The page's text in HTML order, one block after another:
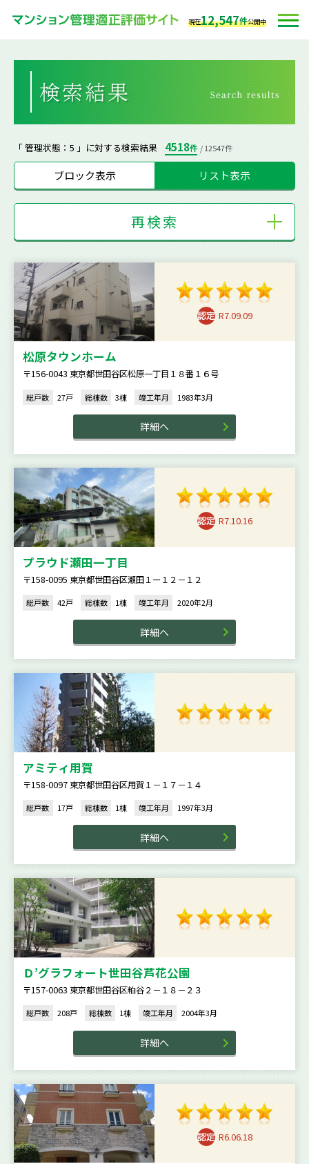
現在12,547件公開中
「 管理状態：5 」に対する検索結果 4518件/ 12547件
ブロック表示 リスト表示
再検索
R7.09.09
松原タウンホーム
〒156-0043 東京都世田谷区松原一丁目１８番１６号
総戸数 27戸 総棟数 3棟 竣工年月 1983年3月
詳細へ
R7.10.16
プラウド瀬田一丁目
〒158-0095 東京都世田谷区瀬田１ー１２－１２
総戸数 42戸 総棟数 1棟 竣工年月 2020年2月
詳細へ
アミティ用賀
〒158-0097 東京都世田谷区用賀１－１７－１４
総戸数 17戸 総棟数 1棟 竣工年月 1997年3月
詳細へ
Ｄ’グラフォート世田谷芦花公園
〒157-0063 東京都世田谷区粕谷２－１８－２３
総戸数 208戸 総棟数 1棟 竣工年月 2004年3月
詳細へ
R6.06.18